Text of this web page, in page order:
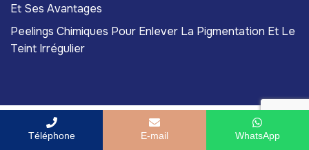
Et Ses Avantages
Peelings Chimiques Pour Enlever La Pigmentation Et Le
Teint Irrégulier
Copyright ACIBADEM Beauty Center. Tous
droits réservés.
Téléphone E-mail WhatsApp